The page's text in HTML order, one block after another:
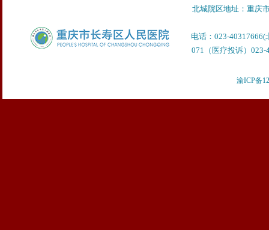
北城院区地址：重庆
电话：023-
071（医疗投诉）023-
渝ICP备